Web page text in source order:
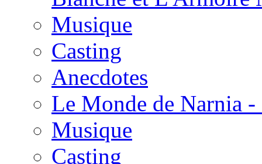
Musique
Casting
Anecdotes
Le Monde de Narnia
Musique
Casting